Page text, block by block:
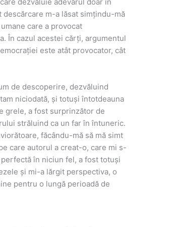
m-a lăsat simțindu-mă
care a provocat
În cazul acestei cărți, argumentul
este atât provocator, cât
de descoperire, dezvăluind
niciodată, și totuși întotdeauna
grele, a fost surprinzător de
străluind ca un far în întuneric.
făcându-mă să mă simt
care autorul a creat-o, care mi s-
în niciun fel, a fost totuși
și mi-a lărgit perspectiva, o
pentru o lungă perioadă de